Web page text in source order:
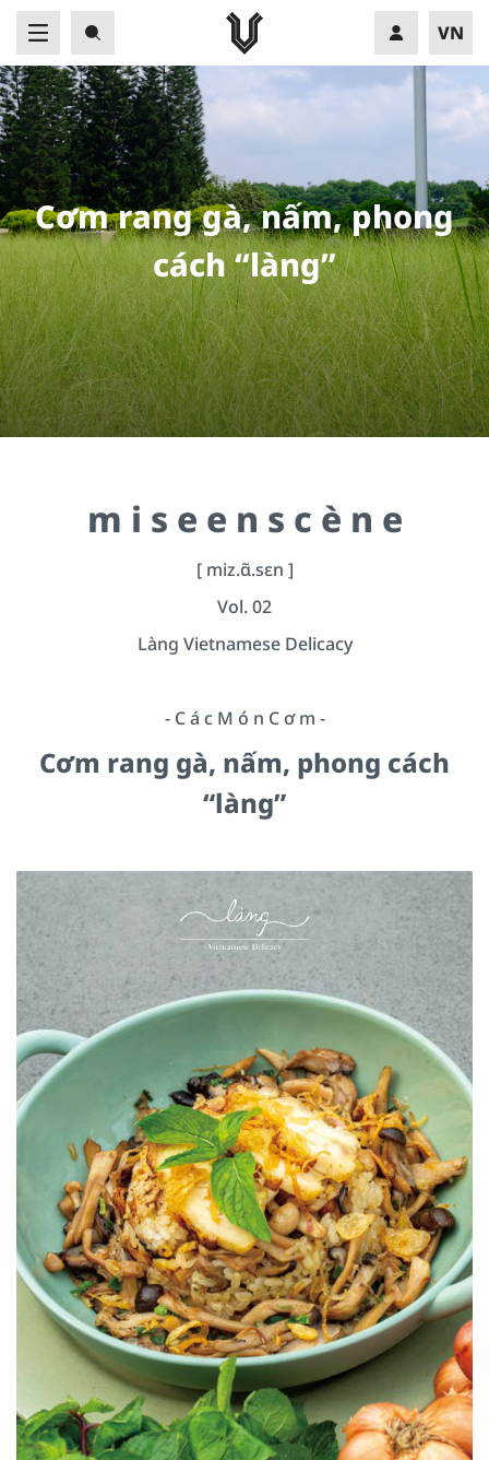
VN
Cơm rang gà, nấm, phong
cách “làng”
m i s e e n s c è n e
[ miz.ɑ̃.sɛn ]
Vol. 02
Làng Vietnamese Delicacy
- C á c M ó n C ơ m -
Cơm rang gà, nấm, phong cách
“làng”